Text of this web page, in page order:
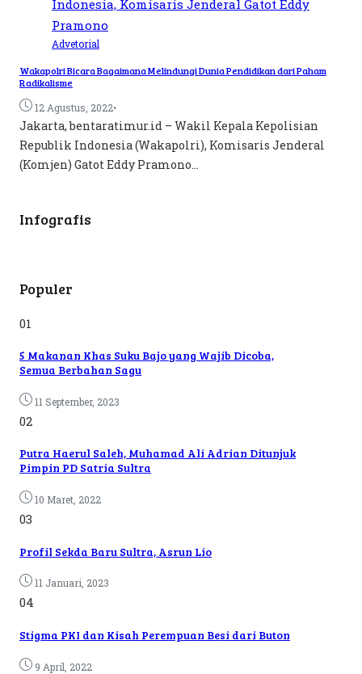
Advetorial
Wakapolri Bicara Bagaimana Melindungi Dunia Pendidikan dari Paham
Radikalisme
12 Agustus, 2022•
Jakarta, bentaratimur.id – Wakil Kepala Kepolisian
Republik Indonesia (Wakapolri), Komisaris Jenderal
(Komjen) Gatot Eddy Pramono...
Infografis
Populer
01
5 Makanan Khas Suku Bajo yang Wajib Dicoba,
Semua Berbahan Sagu
11 September, 2023
02
Putra Haerul Saleh, Muhamad Ali Adrian Ditunjuk
Pimpin PD Satria Sultra
10 Maret, 2022
03
Profil Sekda Baru Sultra, Asrun Lio
11 Januari, 2023
04
Stigma PKI dan Kisah Perempuan Besi dari Buton
9 April, 2022